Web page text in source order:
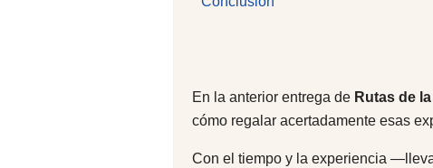
En la anterior entrega de Rutas de
cómo regalar acertadamente esas
Con el tiempo y la experiencia